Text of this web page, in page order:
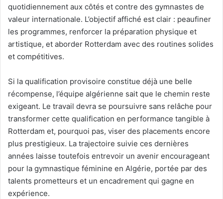
quotidiennement aux côtés et contre des gymnastes de
valeur internationale. L’objectif affiché est clair : peaufiner
les programmes, renforcer la préparation physique et
artistique, et aborder Rotterdam avec des routines solides
et compétitives.
Si la qualification provisoire constitue déjà une belle
récompense, l’équipe algérienne sait que le chemin reste
exigeant. Le travail devra se poursuivre sans relâche pour
transformer cette qualification en performance tangible à
Rotterdam et, pourquoi pas, viser des placements encore
plus prestigieux. La trajectoire suivie ces dernières
années laisse toutefois entrevoir un avenir encourageant
pour la gymnastique féminine en Algérie, portée par des
talents prometteurs et un encadrement qui gagne en
expérience.